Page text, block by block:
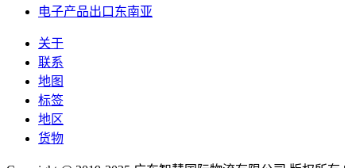
电子产品出口东南亚
关于
联系
地图
标签
地区
货物